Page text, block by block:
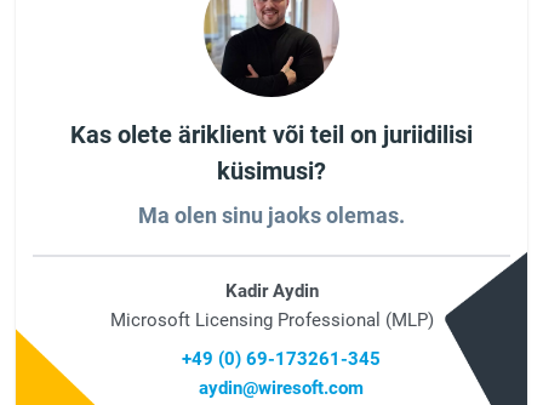
Kas olete äriklient või teil on juriidilisi
küsimusi?
Ma olen sinu jaoks olemas.
Kadir Aydin
Microsoft Licensing Professional (MLP)
+49 (0) 69-173261-345
aydin@wiresoft.com